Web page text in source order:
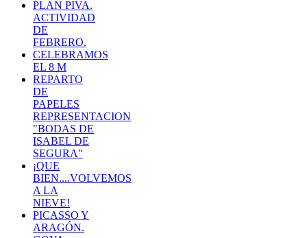
PLAN PIVA.
ACTIVIDAD
DE
FEBRERO.
CELEBRAMOS
EL 8 M
REPARTO
DE
PAPELES
REPRESENTACION
"BODAS DE
ISABEL DE
SEGURA"
¡QUE
BIEN....VOLVEMOS
A LA
NIEVE!
PICASSO Y
ARAGÓN.